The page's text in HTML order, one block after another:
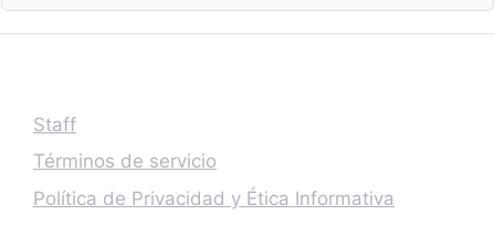
Staff
Términos de servicio
Política de Privacidad y Ética Informativa